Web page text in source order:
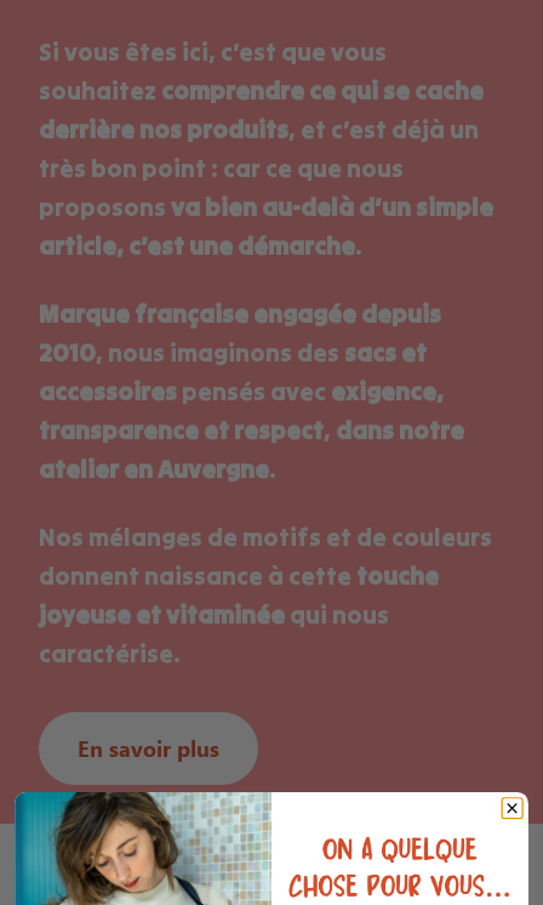
Si vous êtes ici, c’est que vous
souhaitez comprendre ce qui se cache
derrière nos produits, et c’est déjà un
très bon point : car ce que nous
proposons va bien au-delà d’un simple
article, c’est une démarche.
Marque française engagée depuis
2010, nous imaginons des sacs et
accessoires pensés avec exigence,
transparence et respect, dans notre
atelier en Auvergne.
Nos mélanges de motifs et de couleurs
donnent naissance à cette touche
joyeuse et vitaminée qui nous
caractérise.
En savoir plus